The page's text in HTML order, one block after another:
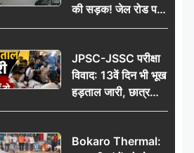
की सड़क! जेल रोड पर
गड्ढे ने खोली निर्माण
की उठी मांग
JPSC-JSSC परीक्षा
विवाद: 13वें दिन भी भूख
हड़ताल जारी, छात्र
बोले- जांच नहीं तो
Bokaro Thermal: